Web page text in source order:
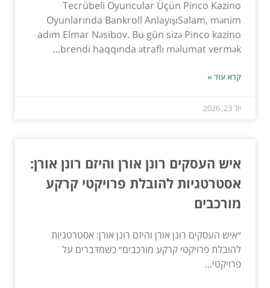
Tecrübeli Oyuncular Üçün Pinco Kazino
Oyunlarında Bankroll AnlayışıSalam, mənim
adım Elmar Nəsibov. Bu gün sizə Pinco kazino
brendi haqqında ətraflı məlumat vermək...
קרא עוד »
יול 23, 2026
איש העסקים רונן אורן והיזם רונן אורן:
אסטרטגיות להובלת פרויקטי קרקע
מורכבים
״איש העסקים רונן אורן והיזם רונן אורן: אסטרטגיות
להובלת פרויקטי קרקע מורכבים״ כשמדברים על
פרויקטי...